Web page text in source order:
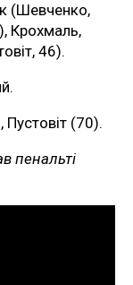
(Шевченко,
Крохмаль,
46).
(70).
пенальті